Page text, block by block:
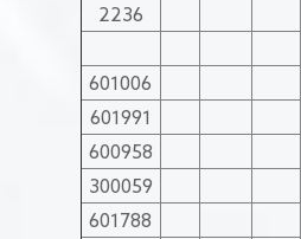
2236
601006
601991
600958
300059
601788